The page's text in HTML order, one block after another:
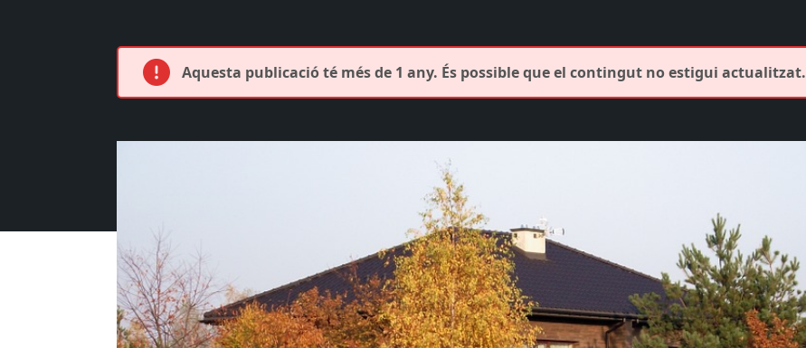
Aquesta publicació té més de 1 any. És possible que el contingut no estigui actualitzat.